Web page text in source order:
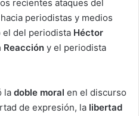
recientes ataques del
hacia periodistas y medios
el del periodista Héctor
Reacción y el periodista
la doble moral en el discurso
de expresión, la libertad